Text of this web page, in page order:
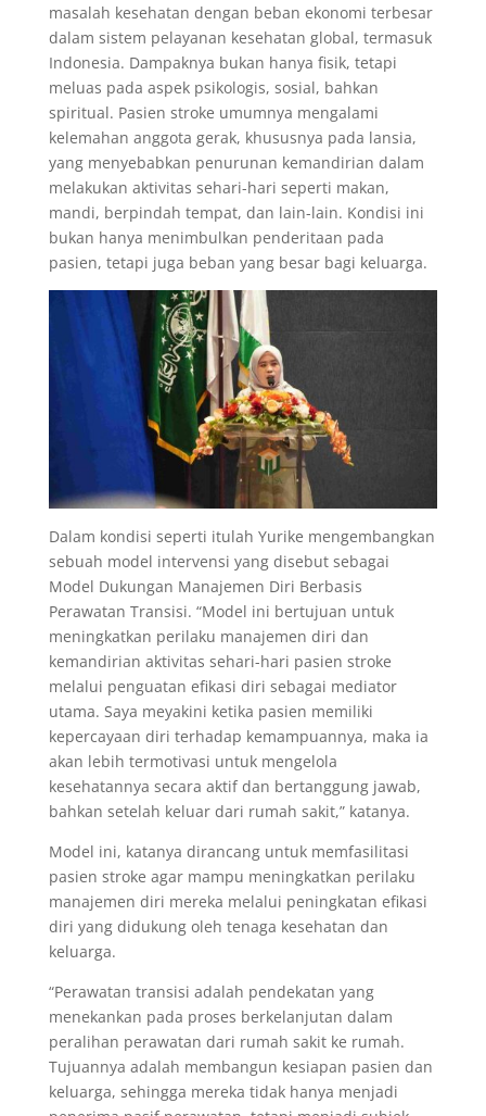
masalah kesehatan dengan beban ekonomi terbesar
dalam sistem pelayanan kesehatan global, termasuk
Indonesia. Dampaknya bukan hanya fisik, tetapi
meluas pada aspek psikologis, sosial, bahkan
spiritual. Pasien stroke umumnya mengalami
kelemahan anggota gerak, khususnya pada lansia,
yang menyebabkan penurunan kemandirian dalam
melakukan aktivitas sehari-hari seperti makan,
mandi, berpindah tempat, dan lain-lain. Kondisi ini
bukan hanya menimbulkan penderitaan pada
pasien, tetapi juga beban yang besar bagi keluarga.
Dalam kondisi seperti itulah Yurike mengembangkan
sebuah model intervensi yang disebut sebagai
Model Dukungan Manajemen Diri Berbasis
Perawatan Transisi. “Model ini bertujuan untuk
meningkatkan perilaku manajemen diri dan
kemandirian aktivitas sehari-hari pasien stroke
melalui penguatan efikasi diri sebagai mediator
utama. Saya meyakini ketika pasien memiliki
kepercayaan diri terhadap kemampuannya, maka ia
akan lebih termotivasi untuk mengelola
kesehatannya secara aktif dan bertanggung jawab,
bahkan setelah keluar dari rumah sakit,” katanya.
Model ini, katanya dirancang untuk memfasilitasi
pasien stroke agar mampu meningkatkan perilaku
manajemen diri mereka melalui peningkatan efikasi
diri yang didukung oleh tenaga kesehatan dan
keluarga.
“Perawatan transisi adalah pendekatan yang
menekankan pada proses berkelanjutan dalam
peralihan perawatan dari rumah sakit ke rumah.
Tujuannya adalah membangun kesiapan pasien dan
keluarga, sehingga mereka tidak hanya menjadi